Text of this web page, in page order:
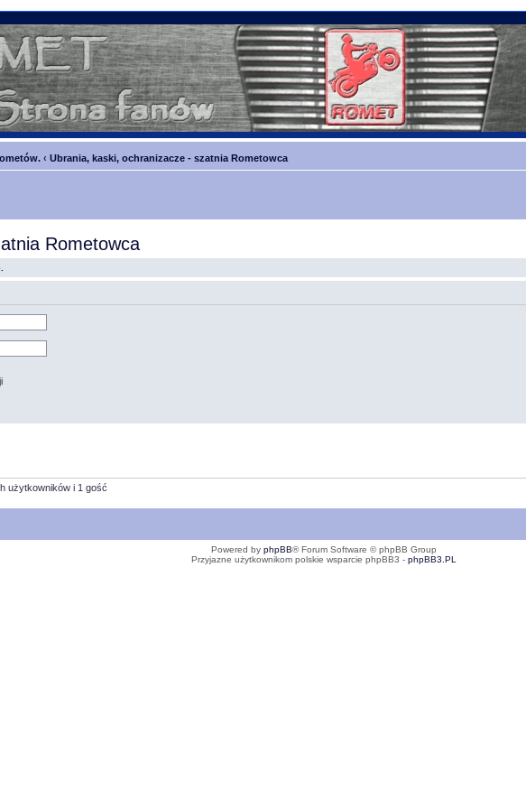
‹ Ubrania, kaski, ochranizacze - szatnia Rometowca
Rometowca
użytkowników i 1 gość
Powered by phpBB® Forum Software © phpBB Group
Przyjazne użytkownikom polskie wsparcie phpBB3 - phpBB3.PL